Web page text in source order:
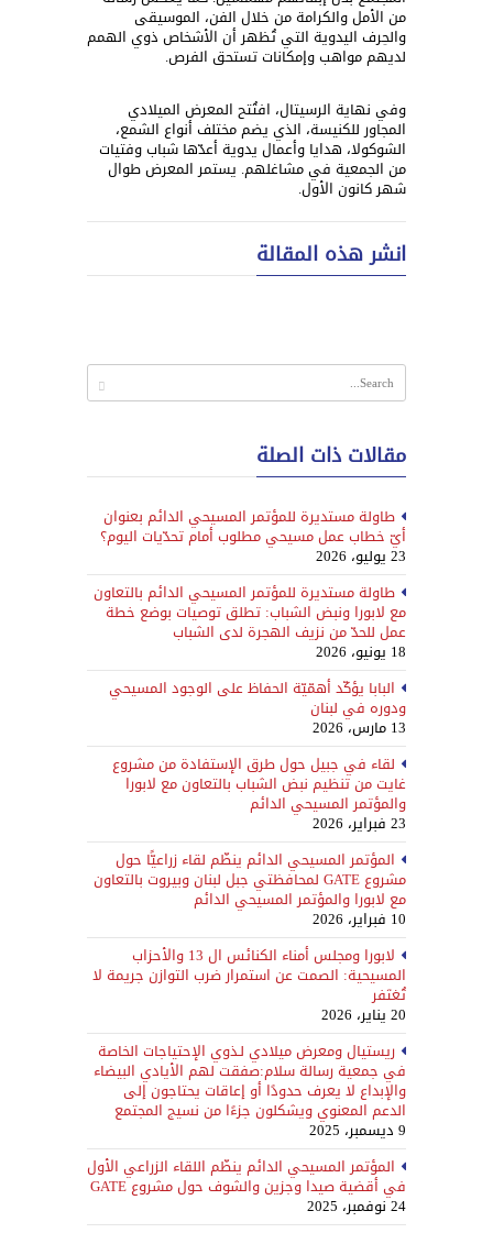
من الأمل والكرامة من خلال الفن، الموسيقى
والحِرف اليدوية التي تُظهر أن الأشخاص ذوي الهمم
لديهم مواهب وإمكانات تستحق الفرص.
وفي نهاية الرسيتال، افتُتح المعرض الميلادي
المجاور للكنيسة، الذي يضم مختلف أنواع الشمع،
الشوكولا، هدايا وأعمال يدوية أعدّها شباب وفتيات
من الجمعية في مشاغلهم. يستمر المعرض طوال
شهر كانون الأول.
انشر هذه المقالة
مقالات ذات الصلة
طاولة مستديرة للمؤتمر المسيحي الدائم بعنوان
أيّ خطاب عمل مسيحي مطلوب أمام تحدّيات اليوم؟
23 يوليو، 2026
طاولة مستديرة للمؤتمر المسيحي الدائم بالتعاون
مع لابورا ونبض الشباب: تطلق توصيات بوضع خطة
عمل للحدّ من نزيف الهجرة لدى الشباب
18 يونيو، 2026
البابا يؤكّد أهمّيّة الحفاظ على الوجود المسيحي
ودوره في لبنان
13 مارس، 2026
لقاء في جبيل حول طرق الإستفادة من مشروع
غايت من تنظيم نبض الشباب بالتعاون مع لابورا
والمؤتمر المسيحي الدائم
23 فبراير، 2026
المؤتمر المسيحي الدائم ينظّم لقاء زراعيًّا حول
مشروع GATE لمحافظتي جبل لبنان وبيروت بالتعاون
مع لابورا والمؤتمر المسيحي الدائم
10 فبراير، 2026
لابورا ومجلس أمناء الكنائس ال 13 والأحزاب
المسيحية: الصمت عن استمرار ضرب التوازن جريمة لا
تُغتَفر
20 يناير، 2026
ريستيال ومعرض ميلادي لـذوي الإحتياجات الخاصة
في جمعية رسالة سلام:صفقت لهم الأيادي البيضاء
والإبداع لا يعرف حدودًا أو إعاقات يحتاجون إلى
الدعم المعنوي ويشكلون جزءًا من نسيج المجتمع
9 ديسمبر، 2025
المؤتمر المسيحي الدائم ينظّم اللقاء الزراعي الأول
في أقضية صيدا وجزين والشوف حول مشروع GATE
24 نوفمبر، 2025